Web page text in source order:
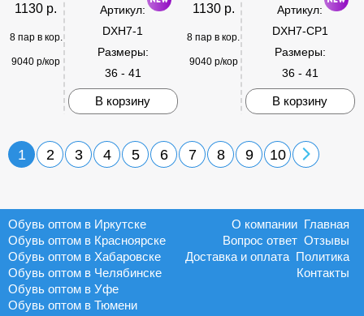
1130 р.
8 пар в кор.
9040 р/кор
Артикул:
DXH7-1
Размеры:
36 - 41
В корзину
1130 р.
8 пар в кор.
9040 р/кор
Артикул:
DXH7-CP1
Размеры:
36 - 41
В корзину
1 2 3 4 5 6 7 8 9 10
Обувь оптом в Иркутске
Обувь оптом в Красноярске
Обувь оптом в Хабаровске
Обувь оптом в Челябинске
Обувь оптом в Уфе
Обувь оптом в Тюмени
Главная
О компании
Отзывы
Вопрос ответ
Политика
Доставка и оплата
Контакты